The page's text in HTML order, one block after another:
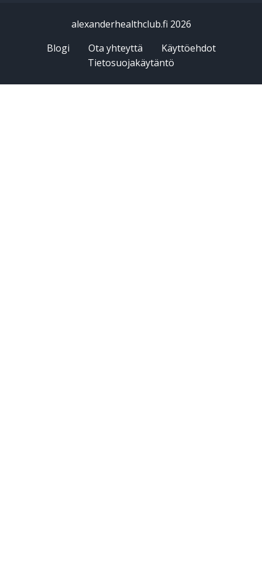
alexanderhealthclub.fi 2026
Blogi
Ota yhteyttä
Käyttöehdot
Tietosuojakäytäntö